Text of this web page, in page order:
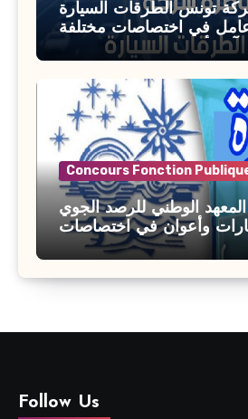
تونس الطرقات السيارة
200 عامل في اختصاصات مختلفة
آخر أجل : 21 جويلية 2026
Concours Fonction
الوطني للرصد الجوي
وأعوان في اختصاصات
27 جويلية 2026
Follow Us